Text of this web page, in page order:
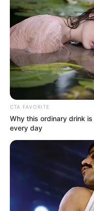
Baca juga:Biodata,
CTA FAVORITE
Why this ordinary drink
every day